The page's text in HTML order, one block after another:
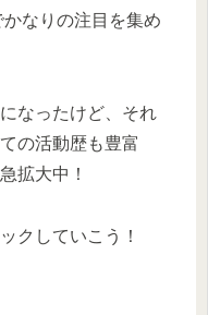
なりの注目を集め
なったけど、それ
の活動歴も豊富
拡大中！
クしていこう！